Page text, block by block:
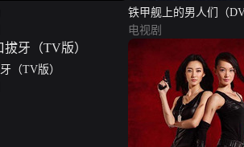
铁甲舰上的男人们（
电视剧
（TV版）